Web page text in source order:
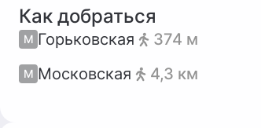
Как добраться
М Горьковская 374 м
М Московская 4,3 км